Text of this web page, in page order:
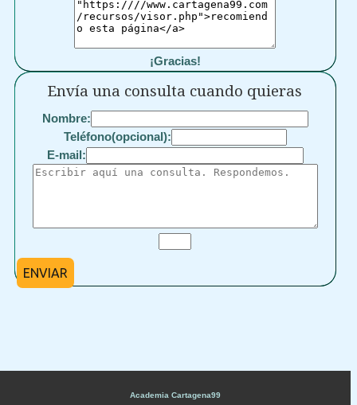
¡Gracias!
Envía una consulta cuando quieras
Nombre:
Teléfono(opcional):
E-mail:
ENVIAR
Academia Cartagena99